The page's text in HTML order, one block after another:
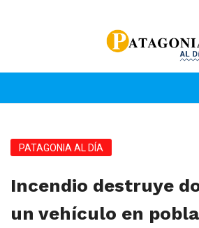
PATAGONIA AL DÍA
Incendio destruye
un vehículo en